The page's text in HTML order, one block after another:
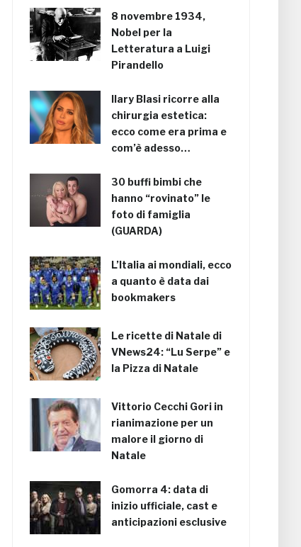
8 novembre 1934,
Nobel per la
Letteratura a Luigi
Pirandello
Ilary Blasi ricorre alla
chirurgia estetica:
ecco come era prima e
com’è adesso…
30 buffi bimbi che
hanno “rovinato” le
foto di famiglia
(GUARDA)
L’Italia ai mondiali, ecco
a quanto è data dai
bookmakers
Le ricette di Natale di
VNews24: “Lu Serpe” e
la Pizza di Natale
Vittorio Cecchi Gori in
rianimazione per un
malore il giorno di
Natale
Gomorra 4: data di
inizio ufficiale, cast e
anticipazioni esclusive